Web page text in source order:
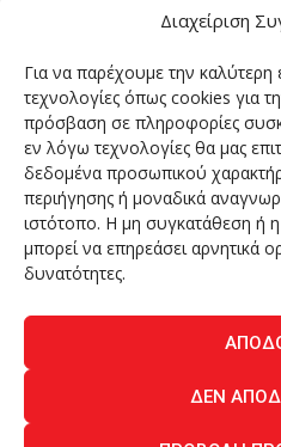
Διαχείριση
Για να παρέχουμε την καλύτερη
τεχνολογίες όπως cookies για
πρόσβαση σε πληροφορίες
εν λόγω τεχνολογίες θα μας
δεδομένα προσωπικού
περιήγησης ή μοναδικά
ιστότοπο. Η μη συγκατάθεση ή
μπορεί να επηρεάσει αρνητικά
δυνατότητες.
ΔΕΝ
Όνομα Ιδιοκτήτη και Νόμιμο
Διευθυντής Σύνταξης:
Domain:grillmagazine.gr
Δικαιούχος Domain:Θεόδωρος
Διευθυντής:Θεόδωρος
Διαχειριστής:Θεόδωρος
Δήλωση Συμμόρφωσης
Αριθμός Πιστοποίησης Μ.Η.Τ.:
ΑΝΘΡΩΠΟΙ